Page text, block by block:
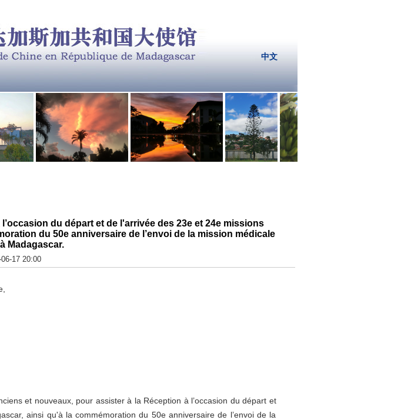
中文
du départ et de l'arrivée des 23e et 24e missions
du 50e anniversaire de l’envoi de la mission médicale
Madagascar.
17 20:00
et nouveaux, pour assister à la Réception à l’occasion du départ et
ainsi qu'à la commémoration du 50e anniversaire de l’envoi de la